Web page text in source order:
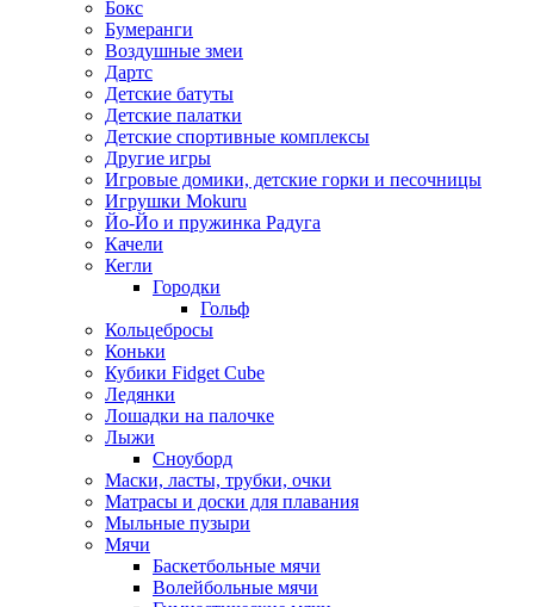
Бокс
Бумеранги
Воздушные змеи
Дартс
Детские батуты
Детские палатки
Детские спортивные комплексы
Другие игры
Игровые домики, детские горки и песочницы
Игрушки Mokuru
Йо-Йо и пружинка Радуга
Качели
Кегли
Городки
Гольф
Кольцебросы
Коньки
Кубики Fidget Cube
Ледянки
Лошадки на палочке
Лыжи
Сноуборд
Маски, ласты, трубки, очки
Матрасы и доски для плавания
Мыльные пузыри
Мячи
Баскетбольные мячи
Волейбольные мячи